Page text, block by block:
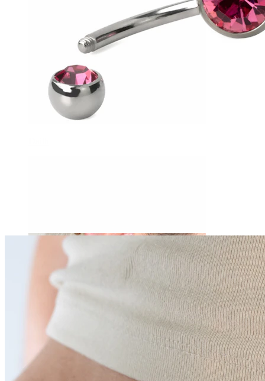
Industrial